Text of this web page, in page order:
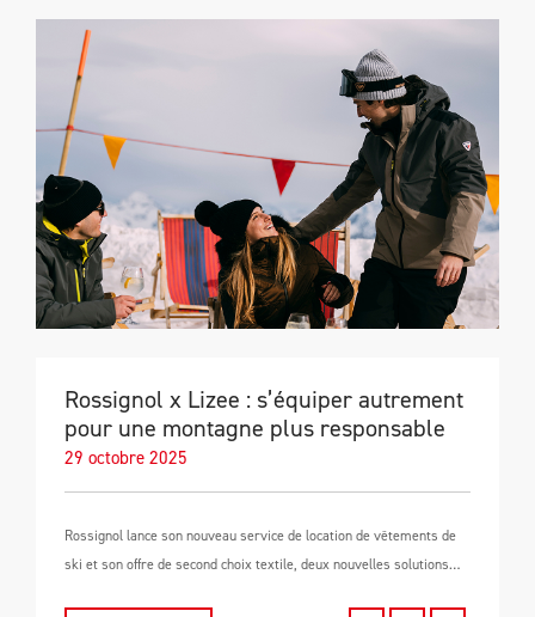
Rossignol x Lizee : s’équiper autrement
pour une montagne plus responsable
29 octobre 2025
Rossignol lance son nouveau service de location de vêtements de
ski et son offre de second choix textile, deux nouvelles solutions…